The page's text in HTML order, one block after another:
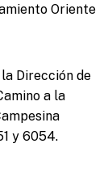
Oriente
Dirección de
a la
y 6054.